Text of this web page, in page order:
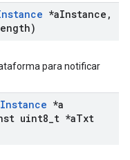
*aInstance ,
para notificar
Instance *a
uint8 t *aTxt